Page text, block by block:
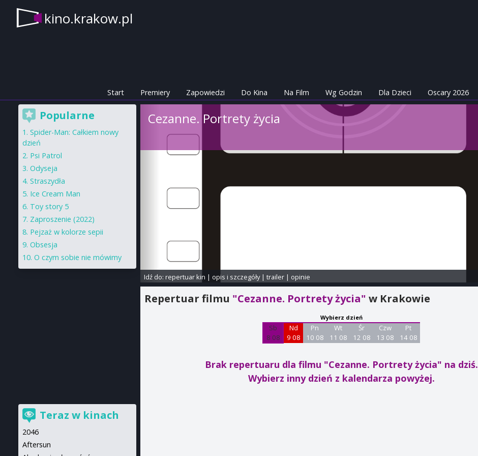
kino.krakow.pl
Start Premiery Zapowiedzi Do Kina Na Film Wg Godzin Dla Dzieci Oscary 2026
Cezanne. Portrety życia
Idź do: repertuar kin | opis i szczegóły| trailer| opinie
Repertuar filmu "Cezanne. Portrety życia"w Krakowie
Wybierz dzień
Sb
8 08
Nd
9 08
Pn
10 08
Wt
11 08
Śr
12 08
Czw
13 08
Pt
14 08
Brak repertuaru dla filmu "Cezanne. Portrety życia" na dziś.
Wybierz inny dzień z kalendarza powyżej.
Popularne
Spider-Man: Całkiem nowy
dzień
Psi Patrol
Odyseja
Straszydła
Ice Cream Man
Toy story 5
Zaproszenie (2022)
Pejzaż w kolorze sepii
Obsesja
O czym sobie nie mówimy
Teraz w kinach
2046
Aftersun